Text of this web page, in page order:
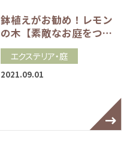
鉢植えがお勧め！レモン
の木【素敵なお庭をつ…
エクステリア・庭
2021.09.01